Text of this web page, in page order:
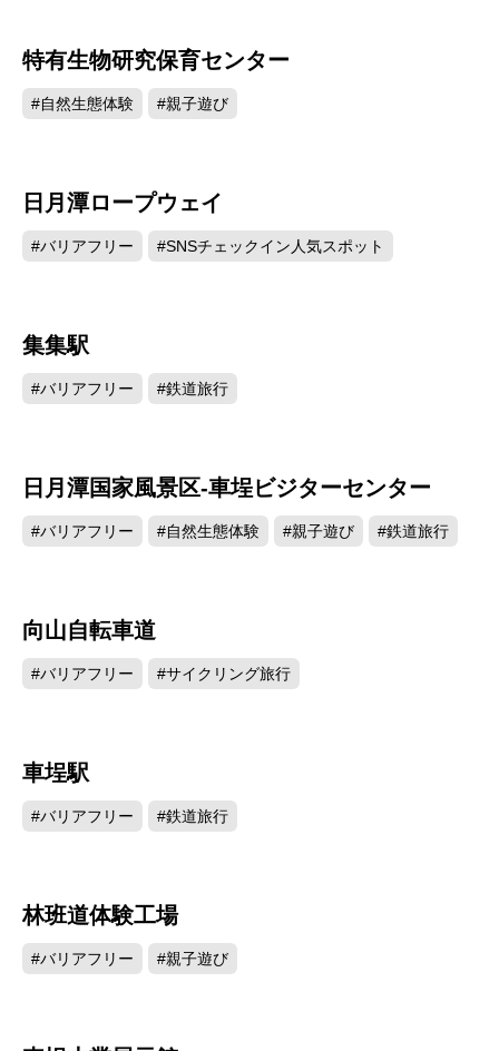
特有生物研究保育センター
#自然生態体験 #親子遊び
日月潭ロープウェイ
#バリアフリー #SNSチェックイン人気スポット
集集駅
#バリアフリー #鉄道旅行
9651
日月潭国家風景区-車埕ビジターセンター
#バリアフリー #自然生態体験 #親子遊び #鉄道旅行
向山自転車道
#バリアフリー #サイクリング旅行
車埕駅
#バリアフリー #鉄道旅行
林班道体験工場
#バリアフリー #親子遊び